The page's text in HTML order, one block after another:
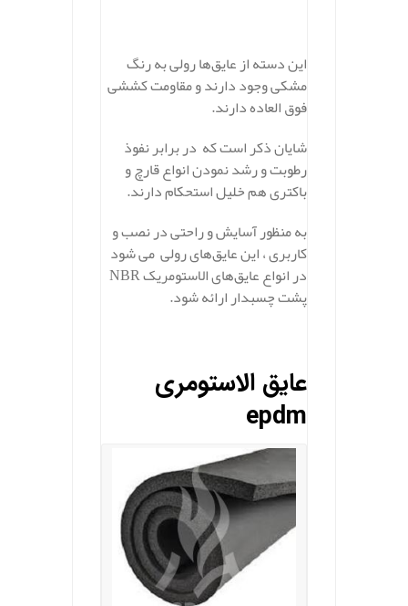
این دسته از عایق‌ها رولی به رنگ
مشکی وجود دارند و مقاومت کششی
فوق العاده دارند.
شایان ذکر است که در برابر نفوذ
رطوبت و رشد نمودن انواع قارچ و
باکتری هم خلیل استحکام دارند.
به منظور آسایش و راحتی در نصب و
کاربری ، این عایق‌های رولی می‌ شود
در انواع عایق‌های الاستومریک NBR
پشت چسبدار ارائه شود.
عایق الاستومری
epdm